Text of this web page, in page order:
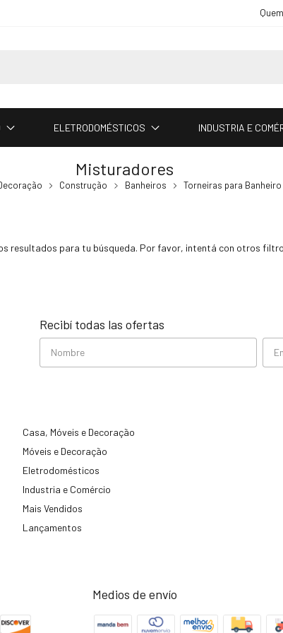
ELETRODOMÉSTICOS INDUSTRIA E
Misturadores
Construção Banheiros Torneiras para Banheiro
resultados para tu búsqueda. Por favor, intentá con otros
Recibí todas las ofertas
Casa, Móveis e Decoração
Móveis e Decoração
Eletrodomésticos
Industria e Comércio
Mais Vendidos
Lançamentos
Medios de envío